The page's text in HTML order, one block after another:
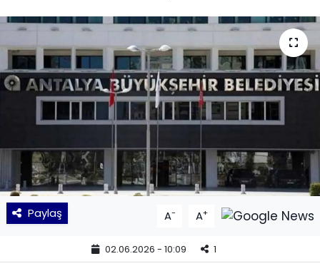
Paylaş A- A+
02.06.2026 - 10:09 1
GÜNCEL
KÜLTÜR SANAT
MAGAZİN
SAĞLIK
Siyaset